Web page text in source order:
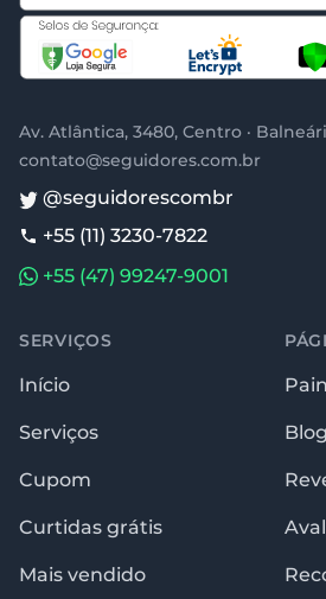
Av. Atlântica, 3480, Centro ·
contato@seguidores.com.br
@seguidorescombr
+55 (11) 3230-7822
+55 (47) 99247-9001
SERVIÇOS
Início
Serviços
Cupom
Curtidas grátis
Mais vendido
Blog